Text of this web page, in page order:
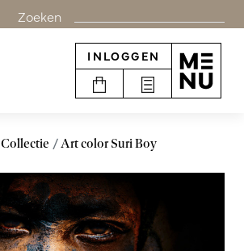
Zoeken
INLOGGEN
Collectie Art color Suri Boy